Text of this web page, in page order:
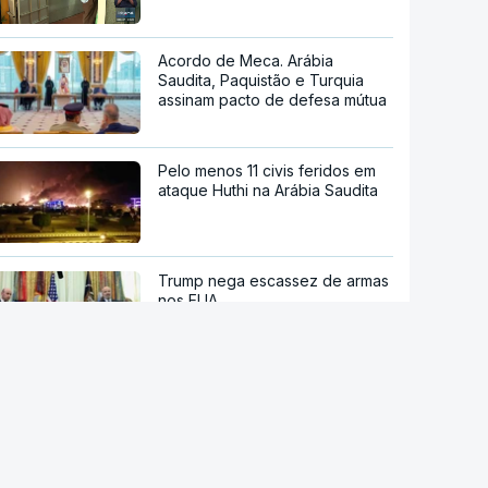
Acordo de Meca. Arábia
Saudita, Paquistão e Turquia
assinam pacto de defesa mútua
Pelo menos 11 civis feridos em
ataque Huthi na Arábia Saudita
Trump nega escassez de armas
nos EUA